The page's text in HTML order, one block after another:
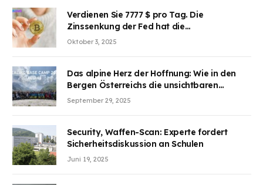
Verdienen Sie 7777 $ pro Tag. Die
Zinssenkung der Fed hat die
Aufmerksamkeit des Marktes erregt.
Oktober 3, 2025
Das alpine Herz der Hoffnung: Wie in den
Bergen Österreichs die unsichtbaren
Wunden des Kriegesheilen
September 29, 2025
Security, Waffen-Scan: Experte fordert
Sicherheitsdiskussion an Schulen
Juni 19, 2025